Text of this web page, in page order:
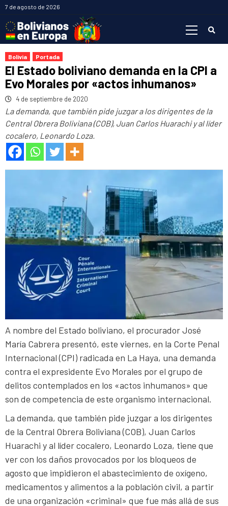
Saltar
contenido
7 de agosto de 2026
Bolivia Portada
El Estado boliviano demanda en la CPI a
Evo Morales por «actos inhumanos»
4 de septiembre de 2020
La demanda, que también pide juzgar a los dirigentes de la
Central Obrera Boliviana (COB), Juan Carlos Huarachi y al líder
cocalero, Leonardo Loza.
A nombre del Estado boliviano, el procurador José
María Cabrera presentó, este viernes, en la Corte Penal
Internacional (CPI) radicada en La Haya, una demanda
contra el expresidente Evo Morales por el grupo de
delitos contemplados en los «actos inhumanos» que
son de competencia de este organismo internacional.
La demanda, que también pide juzgar a los dirigentes
de la Central Obrera Boliviana (COB), Juan Carlos
Huarachi y al líder cocalero, Leonardo Loza, tiene que
ver con los daños provocados por los bloqueos de
agosto que impidieron el abastecimiento de oxígeno,
medicamentos y alimentos a la población civil, a partir
de una organización «criminal» que fue más allá de sus